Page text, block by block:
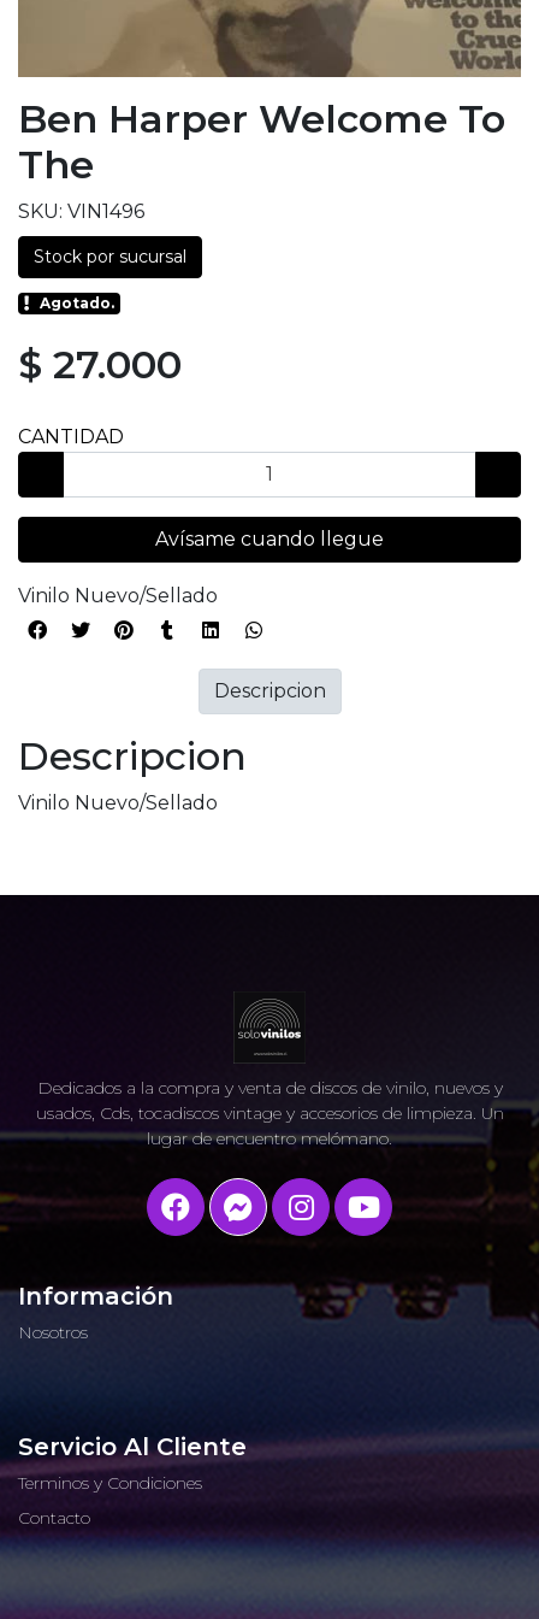
Ben Harper Welcome To
The
SKU: VIN1496
Stock por sucursal
Agotado.
$ 27.000
CANTIDAD
Avísame cuando llegue
Vinilo Nuevo/Sellado
Descripcion
Vinilo Nuevo/Sellado
Descripcion
Dedicados a la compra y venta de discos de vinilo, nuevos y
usados, Cds, tocadiscos vintage y accesorios de limpieza. Un
lugar de encuentro melómano.
Información
Nosotros
Servicio Al Cliente
Terminos y Condiciones
Contacto